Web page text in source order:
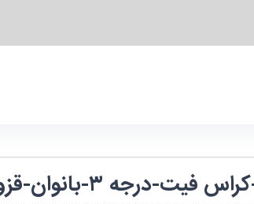
۳-بانوان-قزوین-۱۴۰۳۲۱۰۱۹۸۲۰۵/۱۴۵۴۲۲